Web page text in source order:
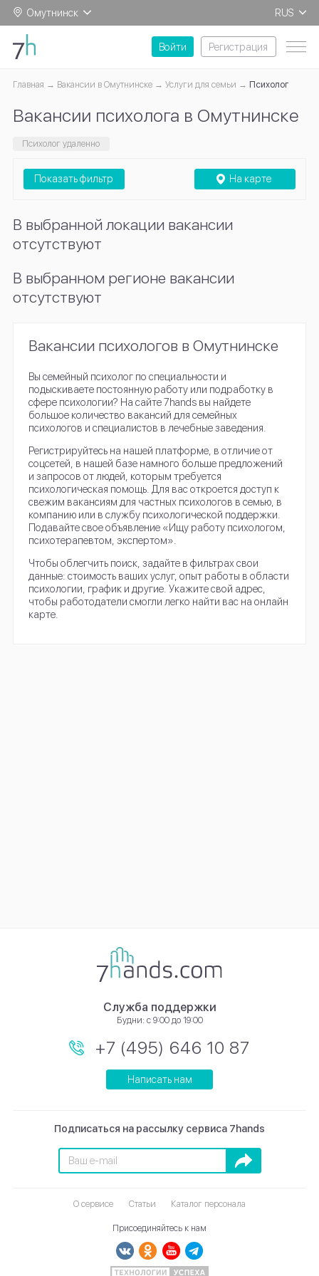
Омутнинск
RUS
EN
Войти
Регистрация
Главная Вакансии в Омутнинске Услуги для семьи Психолог
Вакансии психолога в Омутнинске
Психолог удаленно
На карте
Показать фильтр
В выбранной локации вакансии
отсутствуют
В выбранном регионе вакансии
отсутствуют
Вакансии психологов в Омутнинске
Вы семейный психолог по специальности и
подыскиваете постоянную работу или подработку в
сфере психологии? На сайте 7hands вы найдете
большое количество вакансий для семейных
психологов и специалистов в лечебные заведения.
Регистрируйтесь на нашей платформе, в отличие от
соцсетей, в нашей базе намного больше предложений
и запросов от людей, которым требуется
психологическая помощь. Для вас откроется доступ к
свежим вакансиям для частных психологов в семью, в
компанию или в службу психологической поддержки.
Подавайте свое объявление «Ищу работу психологом,
психотерапевтом, экспертом».
Чтобы облегчить поиск, задайте в фильтрах свои
данные: стоимость ваших услуг, опыт работы в области
психологии, график и другие. Укажите свой адрес,
чтобы работодатели смогли легко найти вас на онлайн
карте.
Подписаться на рассылку сервиса 7hands
Подписаться
Служба поддержки
Будни: с 9:00 до 19:00
+7 (495) 646 10 87
Написать нам
О сервисе Статьи Каталог персонала
Присоединяйтесь к нам